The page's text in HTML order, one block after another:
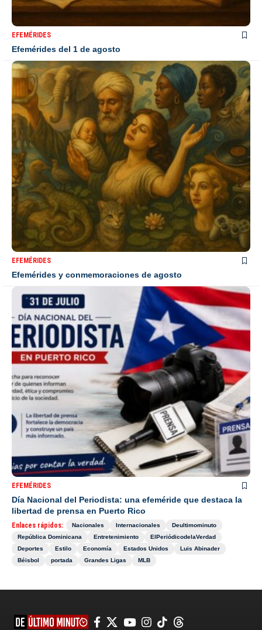
EFEMÉRIDES
Efemérides del 1 de agosto
EFEMÉRIDES
Efemérides y conmemoraciones de agosto
EFEMÉRIDES
Día Nacional del Periodista: una efeméride que destaca la
libertad de prensa en Puerto Rico
Enlaces rápidos: Nacionales Internacionales
Deultimominuto
República Dominicana
Entretenimiento
ElPeriódicodelaVerdad
Deportes
Estilo Economía Estados Unidos
Luis Abinader
Béisbol
portada Grandes Ligas MLB